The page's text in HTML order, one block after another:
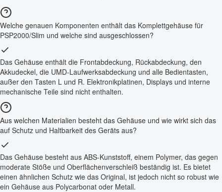
Welche genauen Komponenten enthält das Komplettgehäuse für
PSP2000/Slim und welche sind ausgeschlossen?
Das Gehäuse enthält die Frontabdeckung, Rückabdeckung, den
Akkudeckel, die UMD-Laufwerksabdeckung und alle Bedientasten,
außer den Tasten L und R. Elektronikplatinen, Displays und interne
mechanische Teile sind nicht enthalten.
Aus welchen Materialien besteht das Gehäuse und wie wirkt sich das
auf Schutz und Haltbarkeit des Geräts aus?
Das Gehäuse besteht aus ABS-Kunststoff, einem Polymer, das gegen
moderate Stöße und Oberflächenverschleiß beständig ist. Es bietet
einen ähnlichen Schutz wie das Original, ist jedoch nicht so robust wie
ein Gehäuse aus Polycarbonat oder Metall.